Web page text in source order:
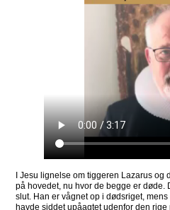
I Jesu lignelse om tiggeren Lazarus og
på hovedet, nu hvor de begge er døde.
slut. Han er vågnet op i dødsriget,
havde siddet upåagtet udenfor den